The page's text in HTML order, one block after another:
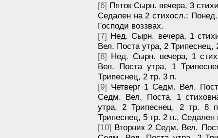
[6] Пяток Сырн. вечера, 3
Седален на 2 стихосл.;
Господи воззвах.
[7] Нед. Сырн. вечера, 1
Вел. Поста утра, 2 Трипеснец,
[8] Нед. Сырн. вечера, 1
Вел. Поста утра, 1
Трипеснец, 2 тр. 3 п.
[9] Четверг 1 Седм. Вел.
Седм. Вел. Поста, 1
утра, 2 Трипеснец, 2 тр. 8
Трипеснец, 5 тр. 2 п., Седален
[10] Вторник 2 Седм. Вел.